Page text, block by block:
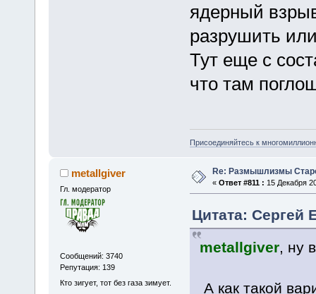
ядерный
разрушить
Тут еще с
что там
Присоединяйтесь к
metallgiver
Гл. модератор
Сообщений: 3740
Репутация: 139
Кто зигует, тот без газа зимует.
Re: Размышлизмы
« Ответ #811 : 15 Декабря
Цитата: Сергей
metallgiver, ну
А как такой